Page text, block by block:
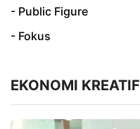
- Public Figure
- Fokus
EKONOMI KREATIF